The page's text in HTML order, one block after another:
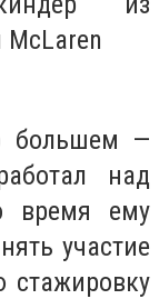
большем —
над
время ему
участие
стажировку